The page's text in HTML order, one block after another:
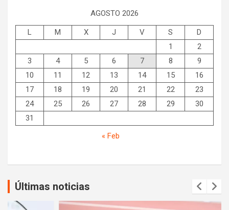
AGOSTO 2026
L M X J V S
D
1
2
3
4 5 6 7 8
9
10
11 12 13 14 15
16
17
18 19 20 21 22
23
24
25 26 27 28 29
30
31
« Feb
Últimas noticias